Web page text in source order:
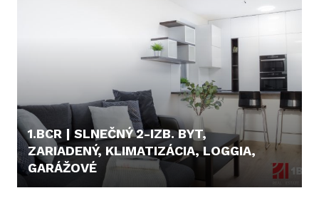
1.BCR | SLNEČNÝ 2-IZB. BYT,
ZARIADENÝ, KLIMATIZÁCIA, LOGGIA,
GARÁŽOVÉ